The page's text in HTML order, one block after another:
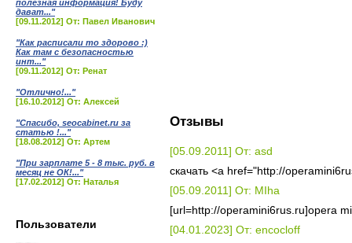
полезная информация! Буду
дават..."
[09.11.2012] От: Павел Иванович
"Как расписали то здорово :)
Как там с безопасностью
инт..."
[09.11.2012] От: Ренат
"Отлично!..."
[16.10.2012] От: Алексей
"Спасибо, seocabinet.ru за
статью !..."
[18.08.2012] От: Артем
"При зарплате 5 - 8 тыс. руб. в
месяц не ОК!..."
[17.02.2012] От: Наталья
Пользователи
Отзывы
[05.09.2011] От: asd
скачать <a href="http://
[05.09.2011] От: MIha
[url=http://operamini6rus.ru]opera
[04.01.2023] От: encocloff